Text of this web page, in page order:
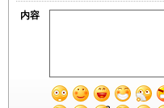
内容